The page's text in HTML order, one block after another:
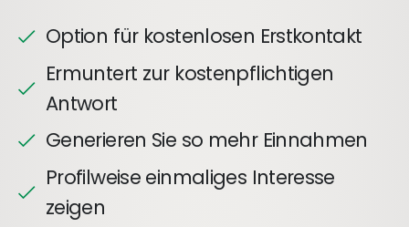
Option für kostenlosen Erstkontakt
Ermuntert zur kostenpflichtigen
Antwort
Generieren Sie so mehr Einnahmen
Profilweise einmaliges Interesse
zeigen